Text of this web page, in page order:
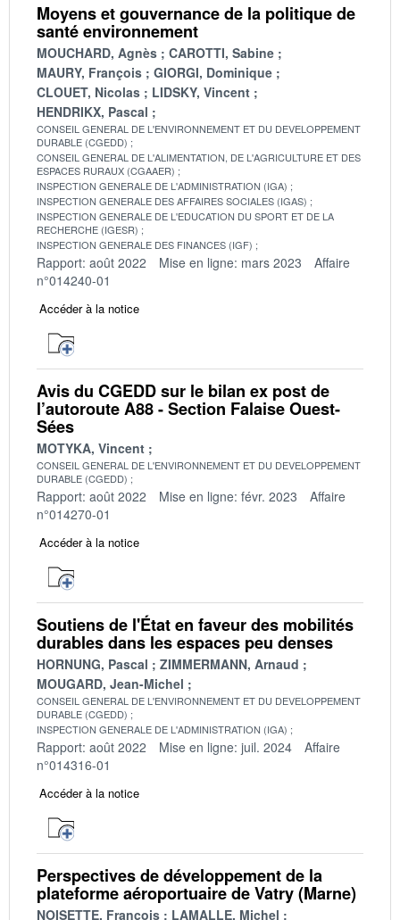
Moyens et gouvernance de la politique de
santé environnement
MOUCHARD, Agnès
CAROTTI, Sabine
MAURY, François
GIORGI, Dominique
CLOUET, Nicolas
LIDSKY, Vincent
HENDRIKX, Pascal
CONSEIL GENERAL DE L'ENVIRONNEMENT ET DU DEVELOPPEMENT
DURABLE (CGEDD)
CONSEIL GENERAL DE L'ALIMENTATION, DE L'AGRICULTURE ET DES
ESPACES RURAUX (CGAAER)
INSPECTION GENERALE DE L'ADMINISTRATION (IGA)
INSPECTION GENERALE DES AFFAIRES SOCIALES (IGAS)
INSPECTION GENERALE DE L'EDUCATION DU SPORT ET DE LA
RECHERCHE (IGESR)
INSPECTION GENERALE DES FINANCES (IGF)
Rapport: août 2022 Mise en ligne: mars 2023
Affaire
n°014240-01
Accéder à la notice
Avis du CGEDD sur le bilan ex post de
l’autoroute A88 - Section Falaise Ouest-
Sées
MOTYKA, Vincent
CONSEIL GENERAL DE L'ENVIRONNEMENT ET DU DEVELOPPEMENT
DURABLE (CGEDD)
Rapport: août 2022 Mise en ligne: févr. 2023
Affaire
n°014270-01
Accéder à la notice
Soutiens de l'État en faveur des mobilités
durables dans les espaces peu denses
HORNUNG, Pascal
ZIMMERMANN, Arnaud
MOUGARD, Jean-Michel
CONSEIL GENERAL DE L'ENVIRONNEMENT ET DU DEVELOPPEMENT
DURABLE (CGEDD)
INSPECTION GENERALE DE L'ADMINISTRATION (IGA)
Rapport: août 2022 Mise en ligne: juil. 2024
Affaire
n°014316-01
Accéder à la notice
Perspectives de développement de la
plateforme aéroportuaire de Vatry (Marne)
NOISETTE, François LAMALLE, Michel